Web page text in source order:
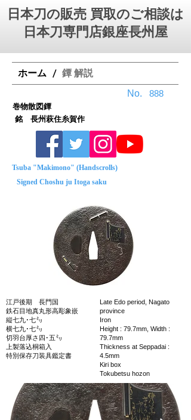
日本刀の販売 買取のご相談は
日本刀専門店銀座⻑州屋
ホーム / 鐔 解説
No.
銘 長州萩住糸賀作
Tsuba "Makimono" (Handscrolls)
Signed Choshu ju Itoga saku
江戸後期 長門国
鉄石目地真丸形高彫象嵌
縦七九･七㍉
横七九･七㍉
切羽台厚さ四･五㍉
上製落込桐箱入
特別保存刀装具鑑定書
Late Edo period, Nagato
province
Iron
Height : 79.7mm, Width :
79.7mm
Thickness at Seppadai :
4.5mm
Kiri box
Tokubetsu hozon
巻物散図鐔
888